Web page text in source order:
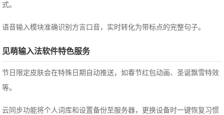
式。
语音输入模块准确识别方言口音，实时转化为带标点的完整句子。
见萌输入法软件特色服务
节日限定皮肤会在特殊日期自动推送，如春节红包动画、圣诞飘雪特效
等。
云同步功能将个人词库和设置备份至服务器，更换设备时一键恢复习惯